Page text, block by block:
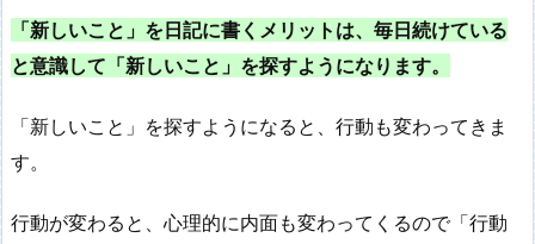
「新しいこと」を日記に書くメリットは、毎日続けている
と意識して「新しいこと」を探すようになります。
「新しいこと」を探すようになると、行動も変わってきま
す。
行動が変わると、心理的に内面も変わってくるので「行動